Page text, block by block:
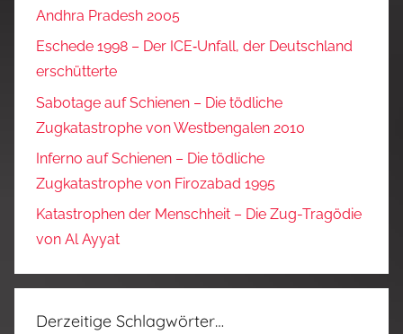
Andhra Pradesh 2005
Eschede 1998 – Der ICE‑Unfall, der Deutschland
erschütterte
Sabotage auf Schienen – Die tödliche
Zugkatastrophe von Westbengalen 2010
Inferno auf Schienen – Die tödliche
Zugkatastrophe von Firozabad 1995
Katastrophen der Menschheit – Die Zug-Tragödie
von Al Ayyat
Derzeitige Schlagwörter…